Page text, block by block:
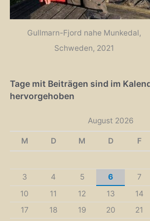
Gullmarn-Fjord nahe Munkedal,
Schweden, 2021
Tage mit Beiträgen sind im
hervorgehoben
August 2026
M D M D F
3
4 5 6 7
10
11 12 13 14
17
18 19 20 21